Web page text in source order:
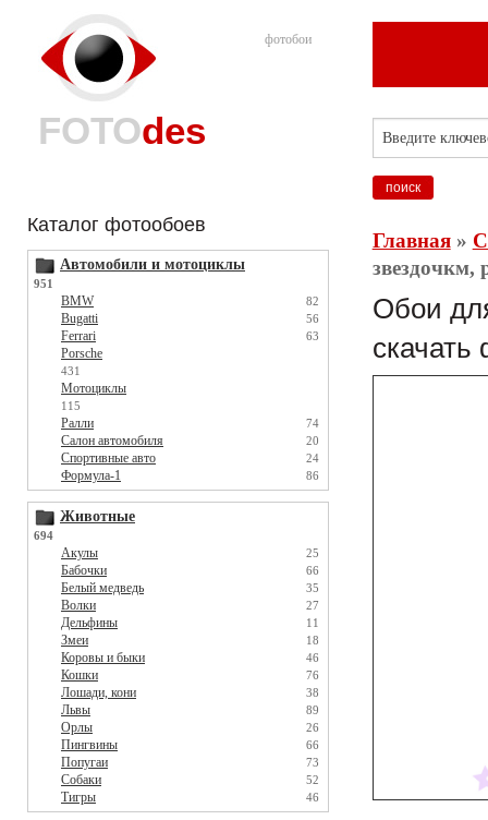
фотобои
FOTOdes
Каталог фотообоев
Автомобили и мотоциклы
951
BMW 82
Bugatti 56
Ferrari 63
Porsche
431
Мотоциклы
115
Ралли 74
Салон автомобиля 20
Спортивные авто 24
Формула-1 86
Животные
694
Акулы 25
Бабочки 66
Белый медведь 35
Волки 27
Дельфины 11
Змеи 18
Коровы и быки 46
Кошки 76
Лошади, кони 38
Львы 89
Орлы 26
Пингвины 66
Попугаи 73
Собаки 52
Тигры 46
Главная»
звездочкм,
Обои
скачать